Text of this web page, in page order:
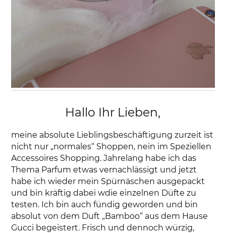
Hallo Ihr Lieben,
meine absolute Lieblingsbeschäftigung zurzeit ist
nicht nur „normales“ Shoppen, nein im Speziellen
Accessoires Shopping. Jahrelang habe ich das
Thema Parfum etwas vernachlässigt und jetzt
habe ich wieder mein Spürnäschen ausgepackt
und bin kräftig dabei wdie einzelnen Düfte zu
testen. Ich bin auch fündig geworden und bin
absolut von dem Duft „Bamboo“ aus dem Hause
Gucci begeistert. Frisch und dennoch würzig,